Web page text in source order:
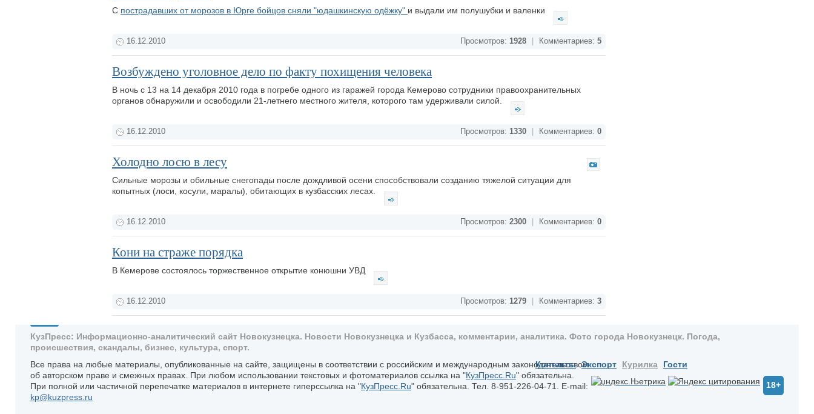
С пострадавших от морозов в Юрге бойцов сняли "юдашкинскую одёжку" и выдали им полушубки и валенки
16.12.2010 Просмотров: 1928 Комментариев: 5
Возбуждено уголовное дело по факту похищения человека
В ночь с 13 на 14 декабря 2010 года в погребе одного из гаражей города Кемерово сотрудники правоохранительных
органов обнаружили и освободили 21-летнего местного жителя, которого там удерживали силой.
16.12.2010 Просмотров: 1330 Комментариев: 0
Холодно лосю в лесу
Сильные морозы и обильные снегопады после дождливой осени способствовали созданию тяжелой ситуации для
копытных (лоси, косули, маралы), обитающих в кузбасских лесах.
16.12.2010 Просмотров: 2300 Комментариев: 0
Кони на страже порядка
В Кемерове состоялось торжественное открытие конюшни УВД
16.12.2010 Просмотров: 1279 Комментариев: 3
КузПресс: Информационно-аналитический сайт Новокузнецка. Новости Новокузнецка и Кузбасса, комментарии, аналитика. Фото города Новокузнецк. Погода,
происшествия, скандалы, бизнес, культура, спорт.
Все права на любые материалы, опубликованные на сайте, защищены в соответствии с российским и международным законодательством
об авторском праве и смежных правах. При любом использовании текстовых и фотоматериалов ссылка на "КузПресс.Ru" обязательна.
При полной или частичной перепечатке материалов в интернете гиперссылка на "КузПресс.Ru" обязательна. Тел. 8-951-226-04-71. E-mail:
kp@kuzpress.ru
Контакты Экспорт Курилка Гости
18+